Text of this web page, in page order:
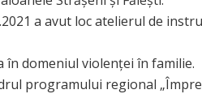
a avut loc atelierul de
în domeniul violenței în familie.
programului regional